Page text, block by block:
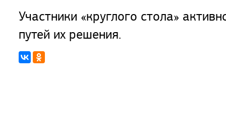
Участники «круглого стола»
путей их решения.